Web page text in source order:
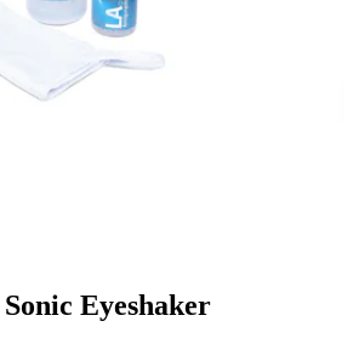
Eyeshaker